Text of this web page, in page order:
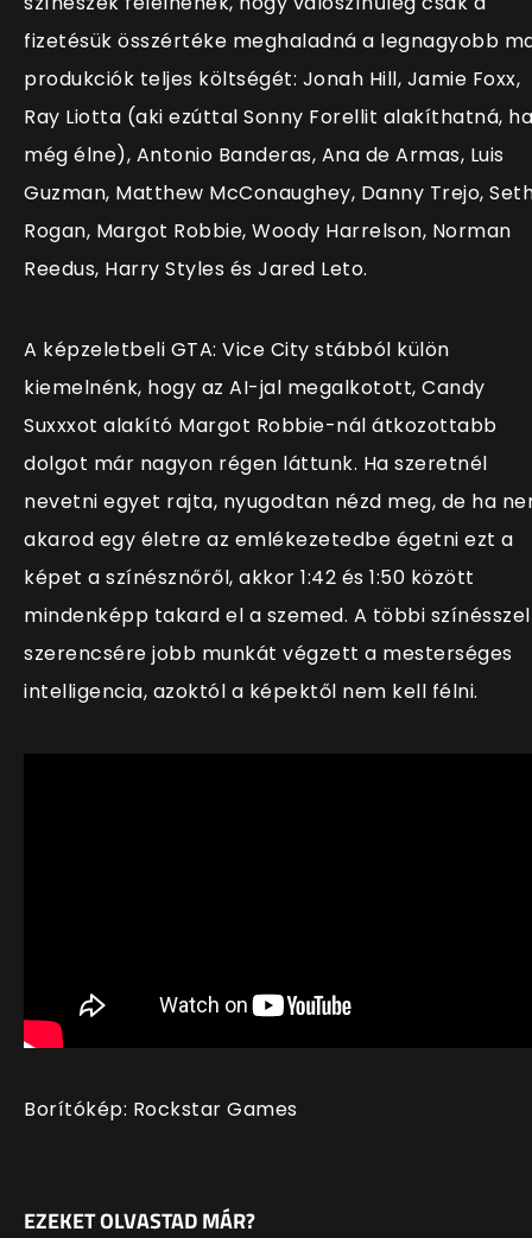
fizetésük összértéke meghaladná a legnagyobb
produkciók teljes költségét: Jonah Hill, Jamie Foxx,
Ray Liotta (aki ezúttal Sonny Forellit alakíthatná, ha
még élne), Antonio Banderas, Ana de Armas, Luis
Guzman, Matthew McConaughey, Danny Trejo,
Rogan, Margot Robbie, Woody Harrelson, Norman
Reedus, Harry Styles és Jared Leto.
A képzeletbeli GTA: Vice City stábból külön
kiemelnénk, hogy az AI-jal megalkotott, Candy
Suxxxot alakító Margot Robbie-nál átkozottabb
dolgot már nagyon régen láttunk. Ha szeretnél
nevetni egyet rajta, nyugodtan nézd meg, de ha
akarod egy életre az emlékezetedbe égetni ezt a
képet a színésznőről, akkor 1:42 és 1:50 között
mindenképp takard el a szemed. A többi színésszel
szerencsére jobb munkát végzett a mesterséges
intelligencia, azoktól a képektől nem kell félni.
Borítókép: Rockstar Games
EZEKET OLVASTAD MÁR?